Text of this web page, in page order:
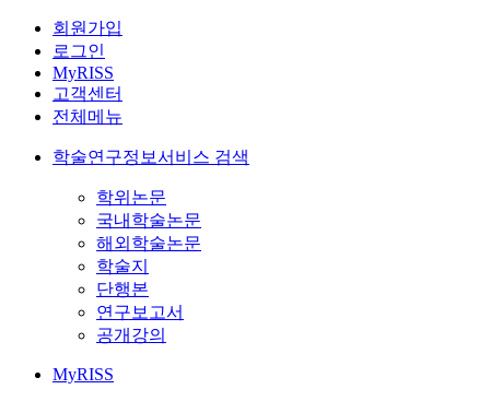
회원가입
로그인
MyRISS
고객센터
전체메뉴
학술연구정보서비스 검색
학위논문
국내학술논문
해외학술논문
학술지
단행본
연구보고서
공개강의
MyRISS